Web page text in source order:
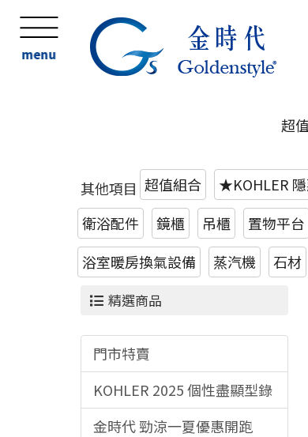
menu
超
其他項目 超值組合 ★KOHLER
衛浴配件
鏡櫃 吊櫃 置物平台
浴室暖房換氣設備
蒸汽機 石材
精選商品
門市特賣
KOHLER 2025 個性盡顯型錄
金時代 勁涼一夏優惠開跑